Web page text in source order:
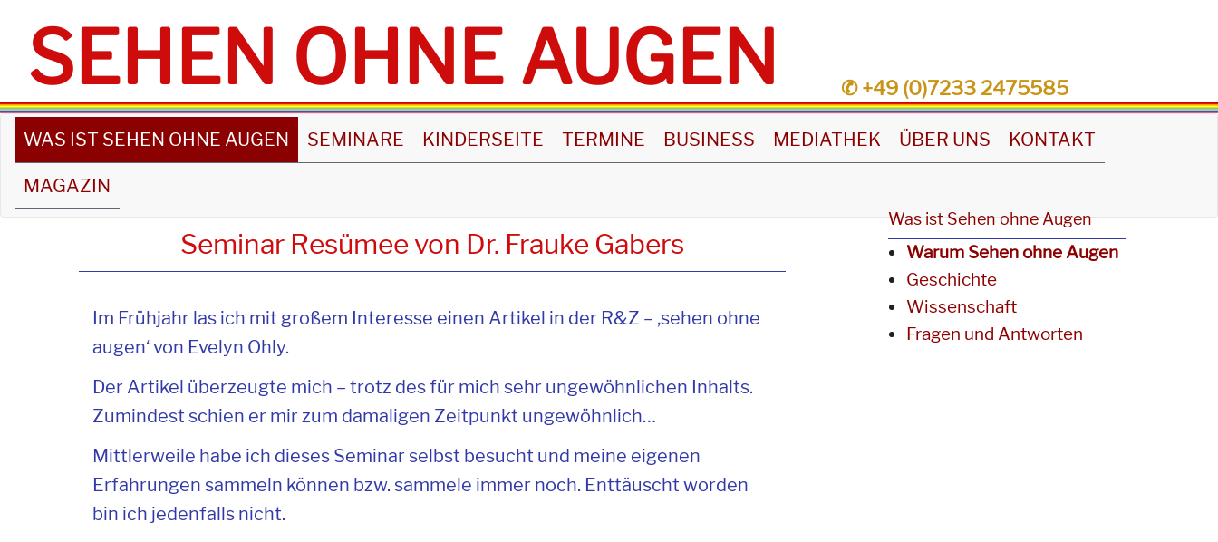
SEHEN OHNE AUGEN ✆ +49 (0)7233 2475585
WAS IST SEHEN OHNE AUGEN SEMINARE KINDERSEITE TERMINE BUSINESS MEDIATHEK ÜBER UNS KONTAKT
MAGAZIN
Seminar Resümee von Dr. Frauke Gabers
Im Frühjahr las ich mit großem Interesse einen Artikel in der R&Z – ‚sehen ohne
augen‘ von Evelyn Ohly.
Der Artikel überzeugte mich – trotz des für mich sehr ungewöhnlichen Inhalts.
Zumindest schien er mir zum damaligen Zeitpunkt ungewöhnlich…
Mittlerweile habe ich dieses Seminar selbst besucht und meine eigenen
Erfahrungen sammeln können bzw. sammele immer noch. Enttäuscht worden
bin ich jedenfalls nicht.
Was ist Sehen ohne Augen
Warum Sehen ohne Augen
Geschichte
Wissenschaft
Fragen und Antworten